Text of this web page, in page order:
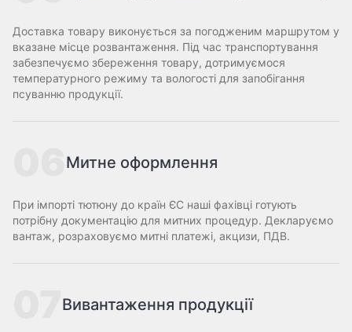
Доставка товару виконується за погодженим маршрутом у
вказане місце розвантаження. Під час транспортування
забезпечуємо збереження товару, дотримуємося
температурного режиму та вологості для запобігання
псуванню продукції.
Митне оформлення
При імпорті тютюну до країн ЄС наші фахівці готують
потрібну документацію для митних процедур. Декларуємо
вантаж, розраховуємо митні платежі, акцизи, ПДВ.
Вивантаження продукції